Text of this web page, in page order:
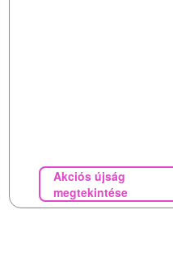
Akciós újság
megtekintése